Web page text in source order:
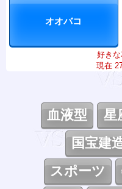
好きな
現在
血液型
星
国宝建
スポーツ